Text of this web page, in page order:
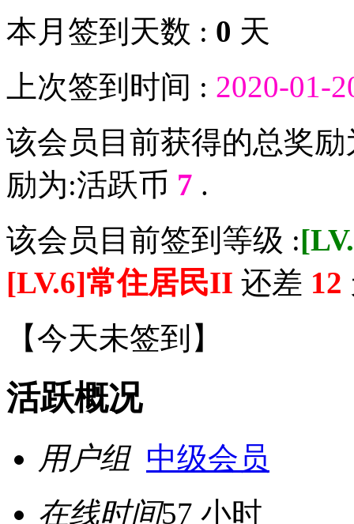
本月签到天数 : 0 天
上次签到时间 : 2020-01-
该会员目前获得的总奖
励为:活跃币 7 .
该会员目前签到等级 :
[LV.6]常住居民II 还差 12
【今天未签到 】
活跃概况
用户组 中级会员
在线时间57 小时